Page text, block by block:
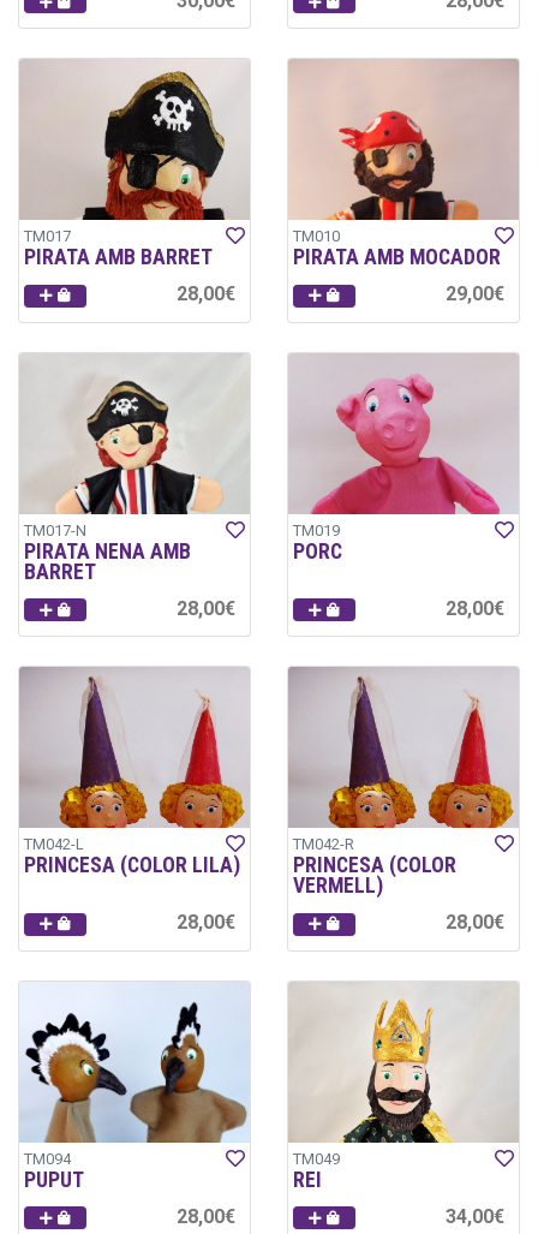
TM017
PIRATA AMB BARRET
28,00€
TM010
PIRATA AMB MOCADOR
29,00€
TM017-N
PIRATA NENA AMB
BARRET
28,00€
TM019
PORC
28,00€
TM042-L
PRINCESA (COLOR LILA)
28,00€
TM042-R
PRINCESA (COLOR
VERMELL)
28,00€
TM094
PUPUT
28,00€
TM049
REI
34,00€